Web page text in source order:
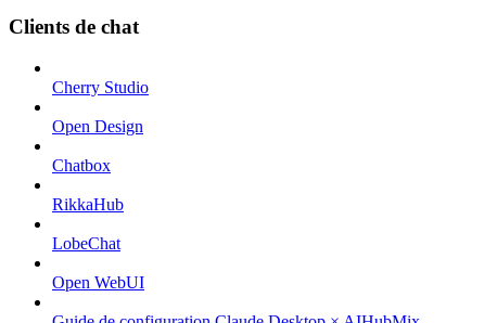
Clients de chat
Cherry Studio
Open Design
Chatbox
RikkaHub
LobeChat
Open WebUI